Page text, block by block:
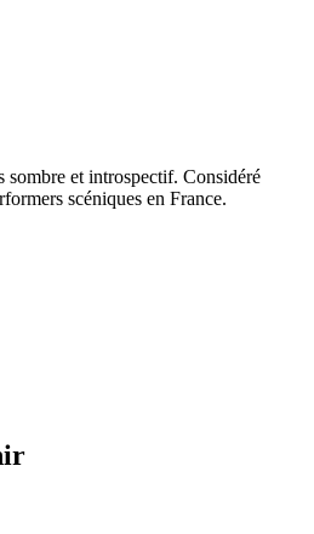
sombre et introspectif. Considéré
scéniques en France.